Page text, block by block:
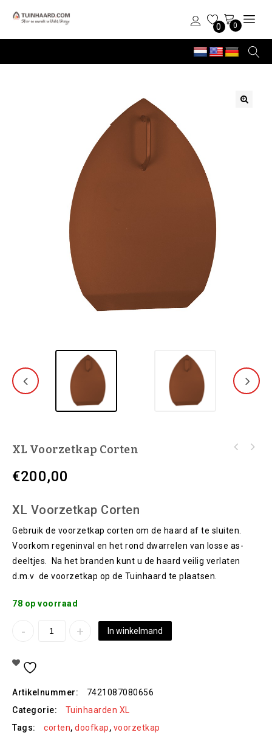
0 0
XL Voorzetkap Corten
€200,00
XL Voorzetkap Corten
Gebruik de voorzetkap corten om de haard af te sluiten.
Voorkom regeninval en het rond dwarrelen van losse as-
deeltjes. Na het branden kunt u de haard veilig verlaten
d.m.v de voorzetkap op de Tuinhaard te plaatsen.
78 op voorraad
In winkelmand
Artikelnummer:
7421087080656
Categorie:
Tuinhaarden XL
Tags:
corten, doofkap, voorzetkap